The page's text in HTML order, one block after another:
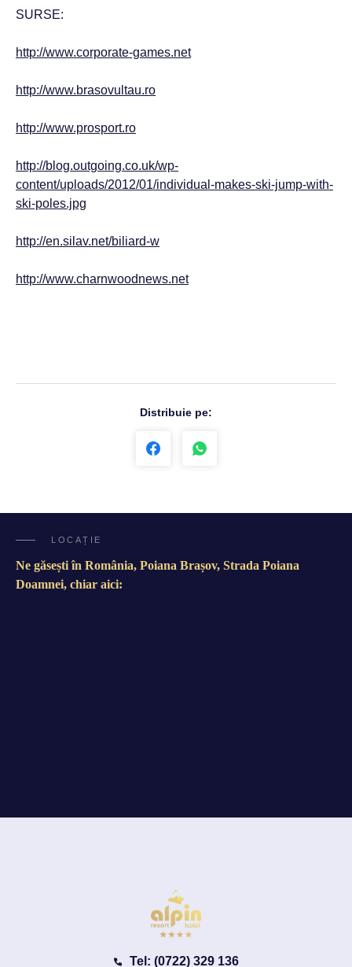
SURSE:
http://www.corporate-games.net
http://www.brasovultau.ro
http://www.prosport.ro
http://blog.outgoing.co.uk/wp-
content/uploads/2012/01/individual-makes-ski-jump-with-
ski-poles.jpg
http://en.silav.net/biliard-w
http://www.charnwoodnews.net
Distribuie pe:
LOCAȚIE
Ne găsești în România, Poiana Brașov, Strada Poiana
Doamnei, chiar aici:
Tel: (0722) 329 136